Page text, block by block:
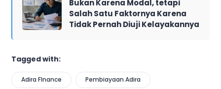
Bukan Karena Modal, tetapi
Salah Satu Faktornya Karena
Tidak Pernah Diuji Kelayakannya
Tagged with:
Adira FInance Pembiayaan Adira